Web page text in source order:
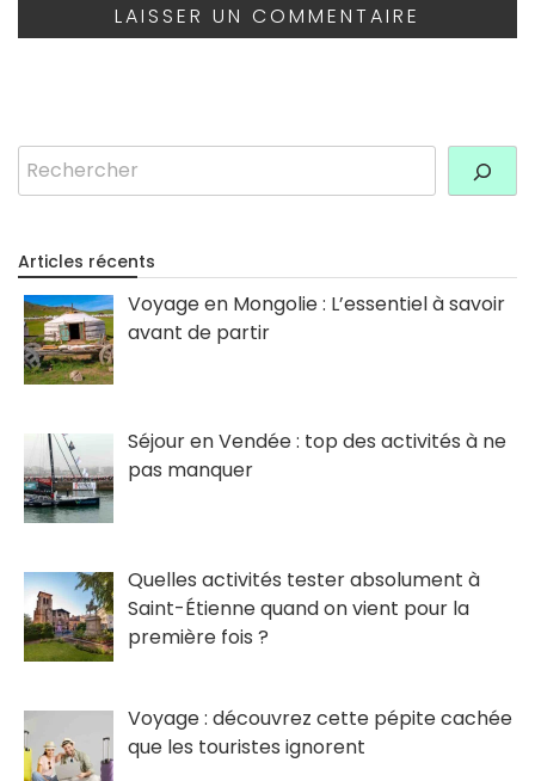
Rechercher
Articles récents
Voyage en Mongolie : L’essentiel à savoir
avant de partir
Séjour en Vendée : top des activités à ne
pas manquer
Quelles activités tester absolument à
Saint-Étienne quand on vient pour la
première fois ?
Voyage : découvrez cette pépite cachée
que les touristes ignorent